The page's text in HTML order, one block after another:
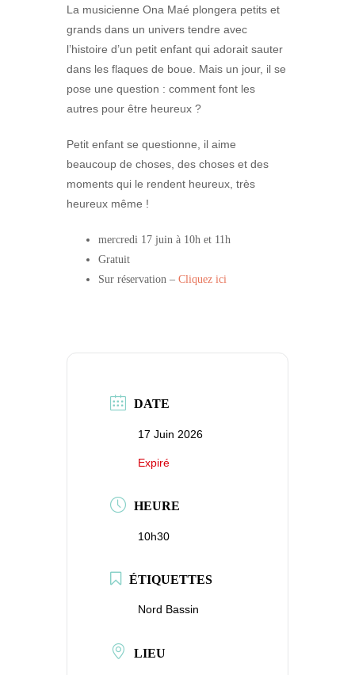
La musicienne Ona Maé plongera petits et
grands dans un univers tendre avec
l’histoire d’un petit enfant qui adorait sauter
dans les flaques de boue. Mais un jour, il se
pose une question : comment font les
autres pour être heureux ?
Petit enfant se questionne, il aime
beaucoup de choses, des choses et des
moments qui le rendent heureux, très
heureux même !
mercredi 17 juin à 10h et 11h
Gratuit
Sur réservation – Cliquez ici
DATE
17 Juin 2026
Expiré
HEURE
10h30
ÉTIQUETTES
Nord Bassin
LIEU